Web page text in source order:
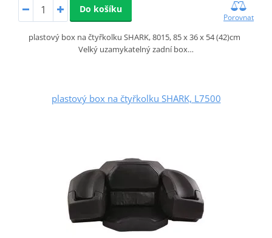
Do košíku
Porovnat
plastový box na čtyřkolku SHARK, 8015, 85 x 36 x 54 (42)cm
Velký uzamykatelný zadní box…
plastový box na čtyřkolku SHARK, L7500